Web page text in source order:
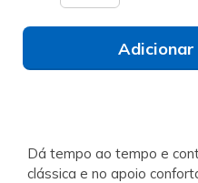
Dá tempo ao tempo e
clássica e no apoio